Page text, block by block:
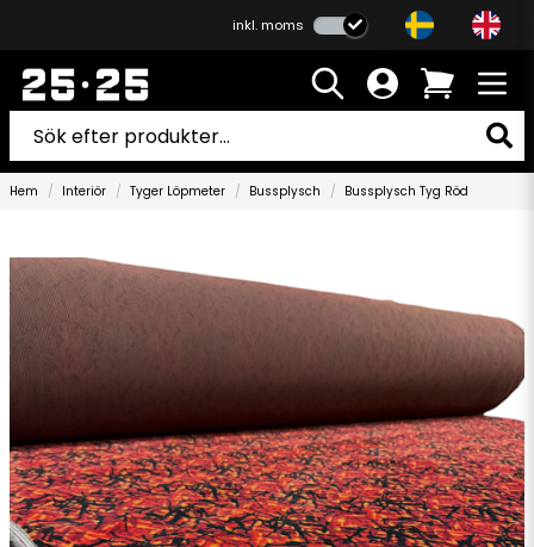
inkl. moms
Hem Interiör Tyger Löpmeter Bussplysch Bussplysch Tyg Röd